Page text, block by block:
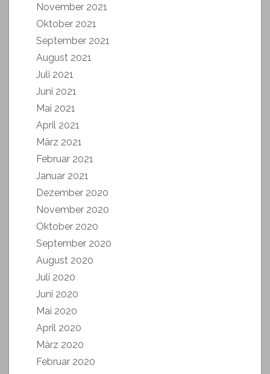
November 2021
Oktober 2021
September 2021
August 2021
Juli 2021
Juni 2021
Mai 2021
April 2021
März 2021
Februar 2021
Januar 2021
Dezember 2020
November 2020
Oktober 2020
September 2020
August 2020
Juli 2020
Juni 2020
Mai 2020
April 2020
März 2020
Februar 2020